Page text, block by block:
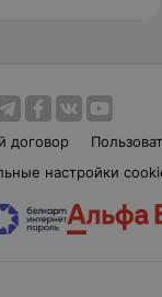
договор
настройки